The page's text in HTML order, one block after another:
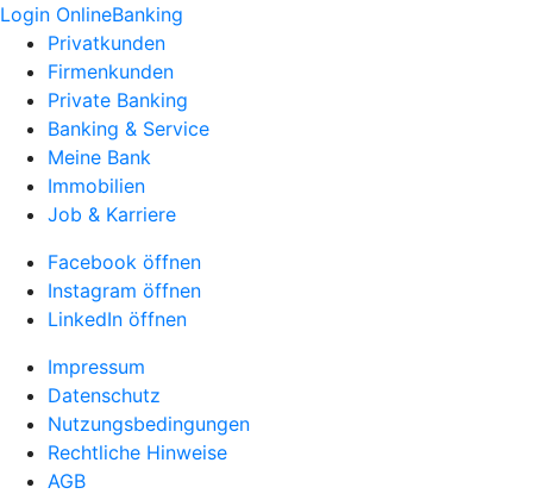
Login OnlineBanking
Privatkunden
Firmenkunden
Private Banking
Banking & Service
Meine Bank
Immobilien
Job & Karriere
Facebook öffnen
Instagram öffnen
LinkedIn öffnen
Impressum
Datenschutz
Nutzungsbedingungen
Rechtliche Hinweise
AGB